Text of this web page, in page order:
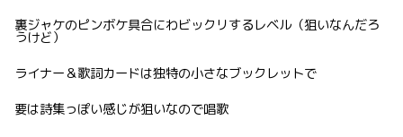
裏ジャケのピンボケ具合にわビックリするレベル（狙いなんだろ
うけど）
ライナー＆歌詞カードは独特の小さなブックレットで
要は詩集っぽい感じが狙いなので唱歌